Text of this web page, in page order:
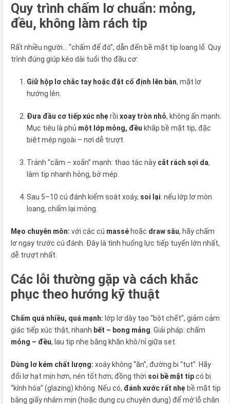
Quy trình chấm lơ chuẩn: mỏng,
đều, không làm rách tip
Rất nhiều người… “chấm để đó”, dẫn đến bề mặt tip loang lổ. Quy
trình đúng giúp kéo dài tuổi thọ đầu cơ:
Giữ hộp lơ chắc tay hoặc đặt cố định lên bàn, mặt lơ
hướng lên.
Đưa đầu cơ tiếp xúc nhẹ rồi xoay tròn nhỏ, không ấn mạnh.
Mục tiêu là phủ một lớp mỏng, đều khắp bề mặt tip, đặc
biệt mép ngoài – nơi dễ trượt.
Tránh “cắm – xoắn” mạnh: thao tác này cắt rách sợi da,
làm tip nhanh hỏng, bở mép.
Sau 5–10 cú đánh kiểm soát xoáy, soi lại: nếu lớp lơ mòn
loang, chấm lại mỏng.
Mẹo chuyên môn: với các cú masséhoặc draw sâu, hãy chấm
lơ ngay trước cú đánh. Đây là tình huống lực tiếp tuyến lớn nhất,
dễ trượt nhất.
Các lỗi thường gặp và cách khắc
phục theo hướng kỹ thuật
Chấm quá nhiều, quá mạnh: lớp lơ dày tạo “bột chết”, giảm cảm
giác tiếp xúc thật, nhanh bết – bong mảng . Giải pháp: chấm
mỏng – đều, lau tip nhẹ bằng khăn khô/nỉ giữa set.
Dùng lơ kém chất lượng: xoáy không “ăn”, đường bi “tụt”. Hãy
đổi lơ hạt mịn hơn, nén tốt hơn; đồng thời soi bề mặt tipcó bị
“kính hóa” (glazing) không. Nếu có, đánh xước rất nhẹ bề mặt tip
bằng giấy nhám mịn (hoặc dụng cụ chuyên dụng) để mở lỗ chân